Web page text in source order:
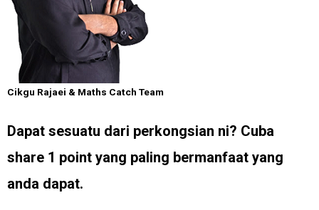
Cikgu Rajaei & Maths Catch Team
Dapat sesuatu dari perkongsian ni? Cuba
share 1 point yang paling bermanfaat yang
anda dapat.